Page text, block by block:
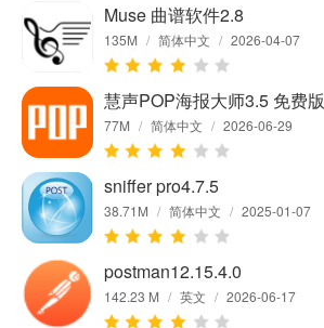
Muse 曲谱软件2.8
135M / 简体中文 / 2026-04-07
慧声POP海报大师3.5 免费版
77M / 简体中文 / 2026-06-29
sniffer pro4.7.5
38.71M / 简体中文 / 2025-01-07
postman12.15.4.0
142.23 M / 英文 / 2026-06-17